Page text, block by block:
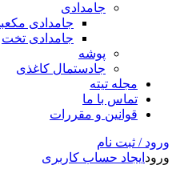
جامدادی
جامدادی
جامدادی تخت
پوشه
جادستمال کاغذی
مجله تیته
تماس با ما
قوانین و مقررات
ورود / ثبت نام
ورود ایجاد حساب کاربری